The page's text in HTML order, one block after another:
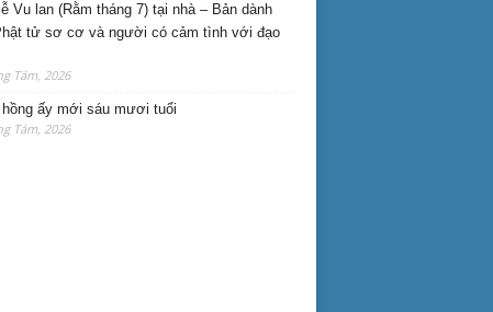
Vu lan (Rằm tháng 7) tại nhà – Bản dành
tử sơ cơ và người có cảm tình với đạo
Tám, 2026
hồng ấy mới sáu mươi tuổi
Tám, 2026